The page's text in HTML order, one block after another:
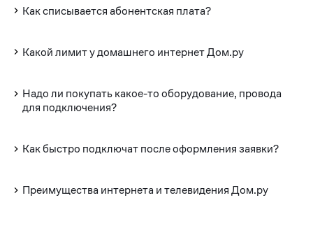
Как списывается абонентская плата?
Какой лимит у домашнего интернет Дом.ру
Надо ли покупать какое-то оборудование, провода
для подключения?
Как быстро подключат после оформления заявки?
Преимущества интернета и телевидения Дом.ру